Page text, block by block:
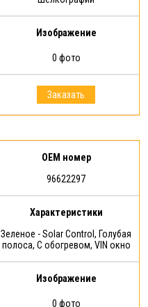
Изображение
0 фото
Заказать
OEM номер
96622297
Характеристики
Зеленое - Solar Control, Голубая
полоса, С обогревом, VIN окно
Изображение
0 фото